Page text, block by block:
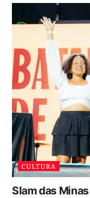
CULTURA
Slam das